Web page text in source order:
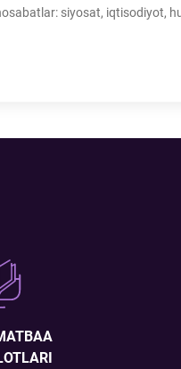
siyosat, iqtisodiyot,